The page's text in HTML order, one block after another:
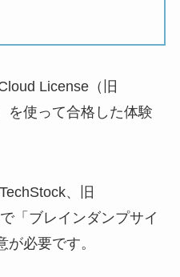
License（旧
を使って合格した体験
、旧
「ブレインダンプサイ
が必要です。